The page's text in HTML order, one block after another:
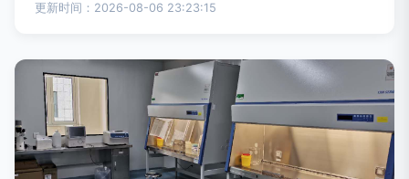
更新时间：2026-08-06 23:23:15